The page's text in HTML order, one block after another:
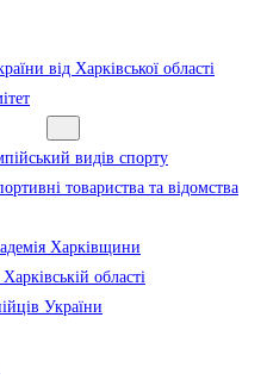
від Харківської області
видів спорту
товариства та відомства
Харківщини
області
України